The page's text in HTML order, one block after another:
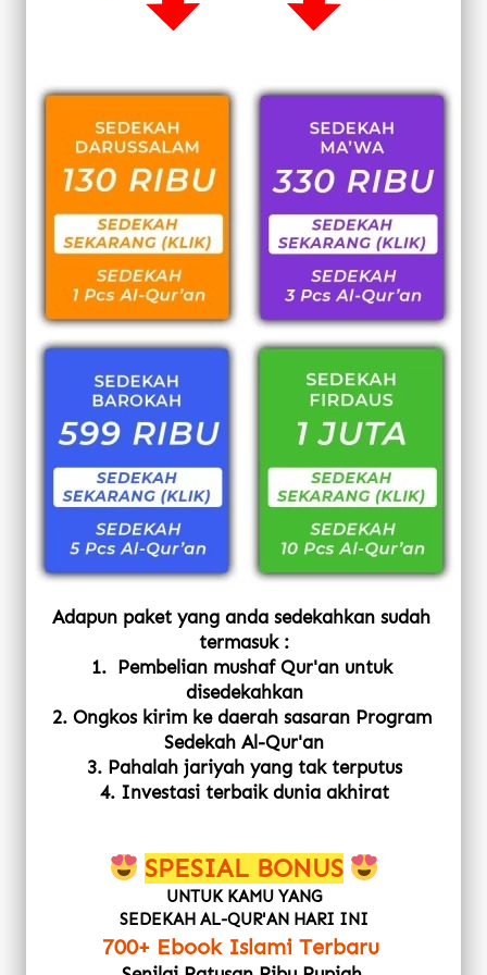
Adapun paket yang anda sedekahkan sudah
termasuk :
1. Pembelian mushaf Qur'an untuk
disedekahkan
2. Ongkos kirim ke daerah sasaran Program
Sedekah Al-Qur'an
3. Pahalah jariyah yang tak terputus
4. Investasi terbaik dunia akhirat
SPESIAL BONUS
UNTUK KAMU YANG
SEDEKAH AL-QUR'AN HARI INI
700+ Ebook Islami Terbaru